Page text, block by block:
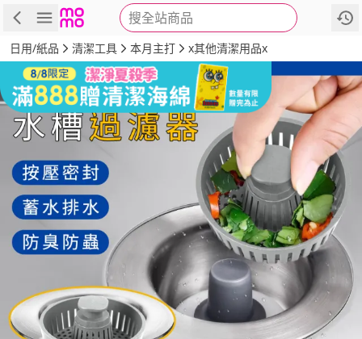
搜全站商品
商品 評價 詳情
日用/紙品 清潔工具 本月主打 x其他清潔用品x